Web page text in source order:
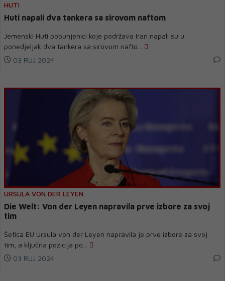
HUTI
Huti napali dva tankera sa sirovom naftom
Jemenski Huti pobunjenici koje podržava Iran napali su u
ponedjeljak dva tankera sa sirovom nafto...
03 RUJ 2024
URSULA VON DER LEYEN
Die Welt: Von der Leyen napravila prve izbore za svoj
tim
Šefica EU Ursula von der Leyen napravila je prve izbore za svoj
tim, a ključna pozicija po...
03 RUJ 2024